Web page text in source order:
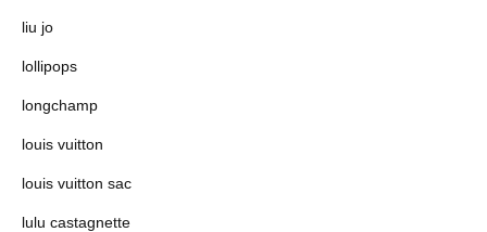
liu jo
lollipops
longchamp
louis vuitton
louis vuitton sac
lulu castagnette